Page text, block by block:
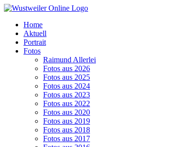
Zum
springenHome
Aktuell
Portrait
Fotos
Raimund Allerlei
Fotos aus 2026
Fotos aus 2025
Fotos aus 2024
Fotos aus 2023
Fotos aus 2022
Fotos aus 2020
Fotos aus 2019
Fotos aus 2018
Fotos aus 2017